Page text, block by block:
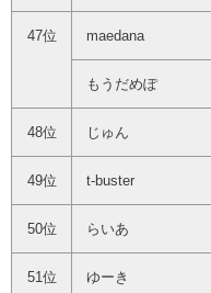
47位 maedana
もうだめぽ
48位 じゅん
49位 t-buster
50位 らいあ
51位 ゆーき